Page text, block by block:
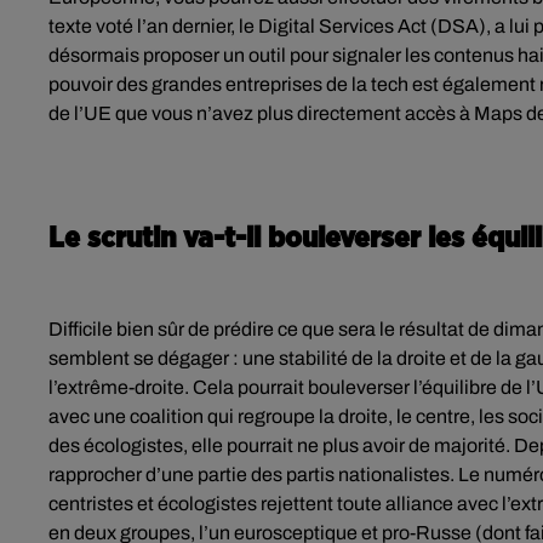
texte voté l’an dernier, le Digital Services Act (DSA), a
désormais proposer un outil pour signaler les contenus
pouvoir des grandes entreprises de la tech est
de l’UE que vous n’avez plus directement accès à Maps
Le scrutin va-t-il bouleverser les
Difficile bien sûr de prédire ce que sera le résultat de
semblent se dégager : une stabilité de la droite et de la
l’extrême-droite. Cela pourrait bouleverser l’équilibre de
avec une coalition qui regroupe la droite, le centre, les
des écologistes, elle pourrait ne plus avoir de majorité.
rapprocher d’une partie des partis nationalistes. Le
centristes et écologistes rejettent toute alliance avec
en deux groupes, l’un eurosceptique et pro-Russe (dont